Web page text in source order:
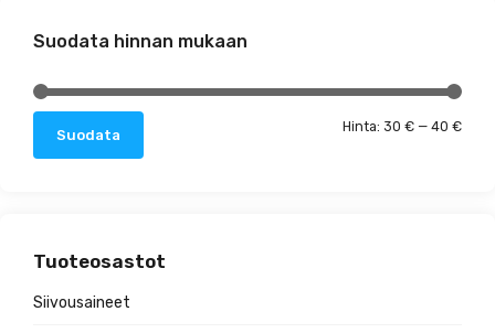
Suodata hinnan mukaan
Suodata Hinta: 30 € — 40 €
Tuoteosastot
Siivousaineet